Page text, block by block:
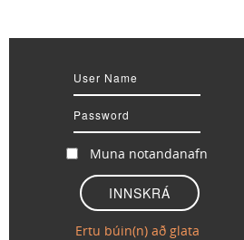
Muna notandanafn
Ertu búin(n) að glata